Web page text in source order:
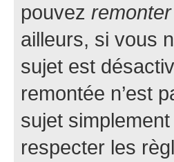
pouvez remonter
ailleurs, si vous
sujet est
remontée n’est
sujet
respecter les